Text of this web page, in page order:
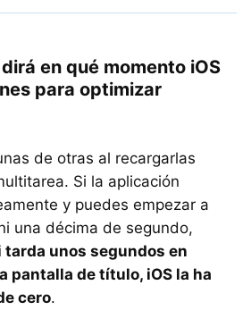
en qué momento iOS
para optimizar
de otras al recargarlas
Si la aplicación
y puedes empezar a
una décima de segundo,
tarda unos segundos en
pantalla de título, iOS la ha
cero.